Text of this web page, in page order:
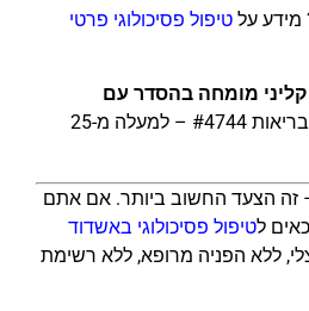
על טיפול פסיכולוגי פרטי
קליני מומחה בהסדר עם
רישיון משרד הבריאות #4744 – למעלה מ-25
זה הצעד החשוב ביותר. אם אתם
לטיפול פסיכולוגי באשדוד
ללא הפניה מרופא, ללא רשימת